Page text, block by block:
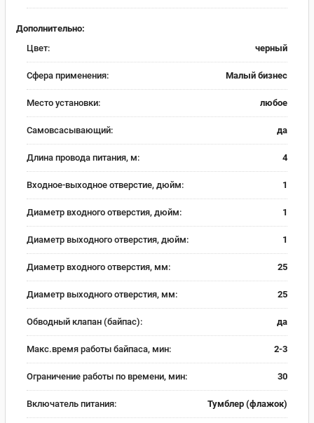
Дополнительно:
Цвет:
черный
Сфера применения: Малый бизнес
Место установки: любое
Самовсасывающий: да
Длина провода питания, м: 4
Входное-выходное отверстие, дюйм: 1
Диаметр входного отверстия, дюйм: 1
Диаметр выходного отверстия, дюйм: 1
Диаметр входного отверстия, мм: 25
Диаметр выходного отверстия, мм: 25
Обводный клапан (байпас): да
Макс.время работы байпаса, мин: 2-3
Ограничение работы по времени, мин: 30
Включатель питания: Тумблер (флажок)